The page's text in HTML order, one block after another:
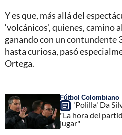
Y es que, más allá del
‘volcánicos’, quienes,
ganando con un contundente
hasta curiosa, pasó
Ortega.
Fútbol Colombiano
'Polilla' Da
"La hora del
jugar"